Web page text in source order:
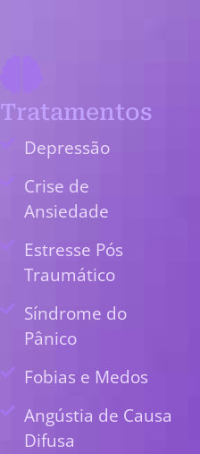
Tratamentos
Depressão
Crise de
Ansiedade
Estresse Pós
Traumático
Síndrome do
Pânico
Fobias e Medos
Angústia de Causa
Difusa